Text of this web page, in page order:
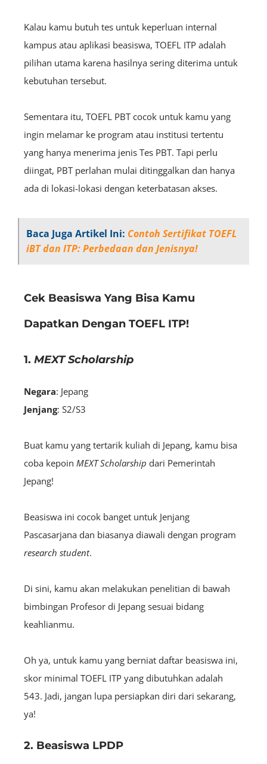
Kalau kamu butuh tes untuk keperluan internal
kampus atau aplikasi beasiswa, TOEFL ITP adalah
pilihan utama karena hasilnya sering diterima untuk
kebutuhan tersebut.
Sementara itu, TOEFL PBT cocok untuk kamu yang
ingin melamar ke program atau institusi tertentu
yang hanya menerima jenis Tes PBT. Tapi perlu
diingat, PBT perlahan mulai ditinggalkan dan hanya
ada di lokasi-lokasi dengan keterbatasan akses.
Baca Juga Artikel Ini: Contoh Sertifikat TOEFL
iBT dan ITP: Perbedaan dan Jenisnya!
Cek Beasiswa Yang Bisa Kamu
Dapatkan Dengan TOEFL ITP!
1. MEXT Scholarship
Negara: Jepang
Jenjang: S2/S3
Buat kamu yang tertarik kuliah di Jepang, kamu bisa
coba kepoin MEXT Scholarship dari Pemerintah
Jepang!
Beasiswa ini cocok banget untuk Jenjang
Pascasarjana dan biasanya diawali dengan program
research student.
Di sini, kamu akan melakukan penelitian di bawah
bimbingan Profesor di Jepang sesuai bidang
keahlianmu.
Oh ya, untuk kamu yang berniat daftar beasiswa ini,
skor minimal TOEFL ITP yang dibutuhkan adalah
543. Jadi, jangan lupa persiapkan diri dari sekarang,
ya!
2. Beasiswa LPDP